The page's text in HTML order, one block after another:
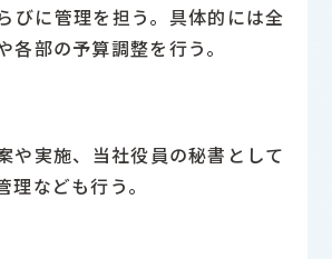
びに管理を担う。具体的には全
各部の予算調整を行う。
や実施、当社役員の秘書として
理なども行う。